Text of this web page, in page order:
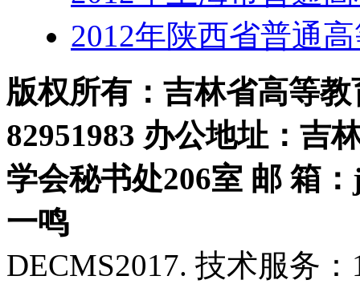
2012年陕西省普通
版权所有：吉林省高等
82951983 办公地址：吉
学会秘书处206室 邮 箱
一鸣
DECMS2017. 技术服务